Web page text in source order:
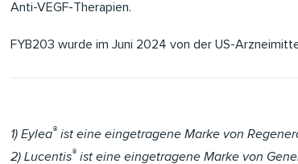
Anti-VEGF-Therapien.
FYB203 wurde im Juni 2024 von der US-
1) Eylea® ist eine eingetragene Marke von
2) Lucentis® ist eine eingetragene Marke von